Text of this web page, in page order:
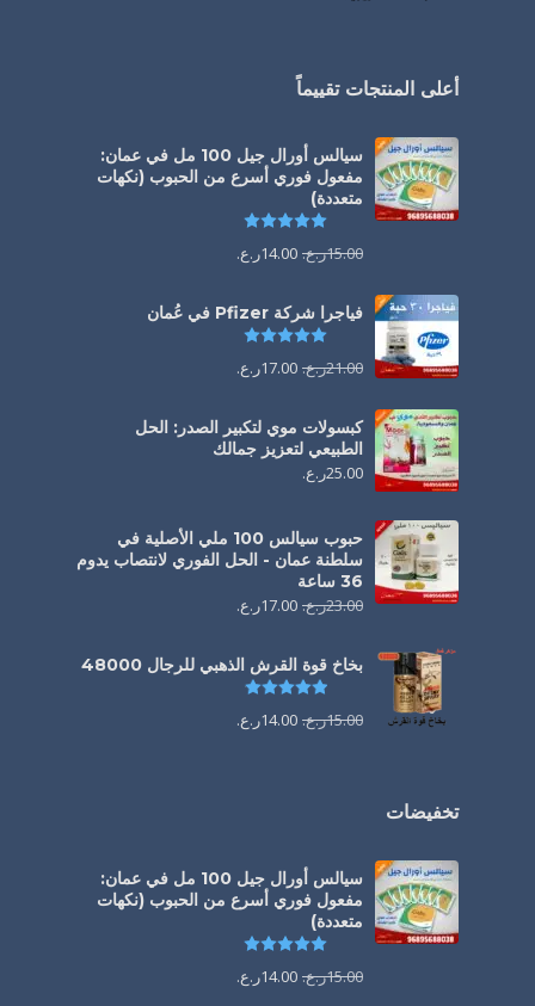
أعلى المنتجات تقييماً
سيالس أورال جيل 100 مل في عمان:
مفعول فوري أسرع من الحبوب (نكهات
متعددة)
15.00ر.ع. 14.00ر.ع.
فياجرا شركة Pfizer في عُمان
21.00ر.ع. 17.00ر.ع.
كبسولات موي لتكبير الصدر: الحل
الطبيعي لتعزيز جمالك
25.00ر.ع.
حبوب سيالس 100 ملي الأصلية في
سلطنة عمان - الحل الفوري لانتصاب يدوم
36 ساعة
23.00ر.ع. 17.00ر.ع.
بخاخ قوة القرش الذهبي للرجال 48000
تم التقييم
15.00ر.ع. 14.00ر.ع.
تخفيضات
سيالس أورال جيل 100 مل في عمان:
مفعول فوري أسرع من الحبوب (نكهات
متعددة)
15.00ر.ع. 14.00ر.ع.